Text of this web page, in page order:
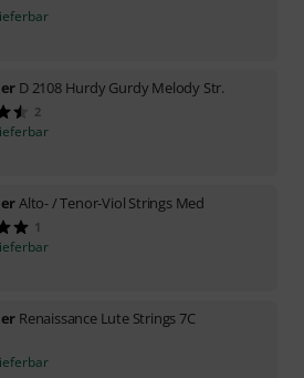
D 2108 Hurdy Gurdy Melody Str.
2
Alto- / Tenor-Viol Strings Med
1
Renaissance Lute Strings 7C